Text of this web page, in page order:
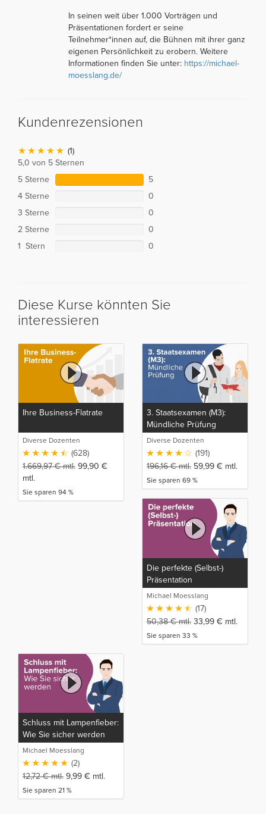
In seinen weit über 1.000 Vorträgen und
Präsentationen fordert er seine
Teilnehmer*innen auf, die Bühnen mit ihrer ganz
eigenen Persönlichkeit zu erobern. Weitere
Informationen finden Sie unter: https://michael-
moesslang.de/
Kundenrezensionen
(1)
5,0 von 5 Sternen
5 Sterne
5
4 Sterne
0
3 Sterne
0
2 Sterne
0
1 Stern
0
Diese Kurse könnten Sie
interessieren
Ihre Business-Flatrate
Diverse Dozenten
(628)
1.669,97€mtl. 99,90 €
mtl.
Sie sparen 94 %
3. Staatsexamen (M3):
Mündliche Prüfung
Diverse Dozenten
(191)
196,16€mtl. 59,99 € mtl.
Sie sparen 69 %
Die perfekte (Selbst-)
Präsentation
Michael Moesslang
(17)
50,38€mtl. 33,99 € mtl.
Sie sparen 33 %
Schluss mit Lampenfieber:
Wie Sie sicher werden
Michael Moesslang
(2)
12,72€mtl. 9,99 € mtl.
Sie sparen 21 %